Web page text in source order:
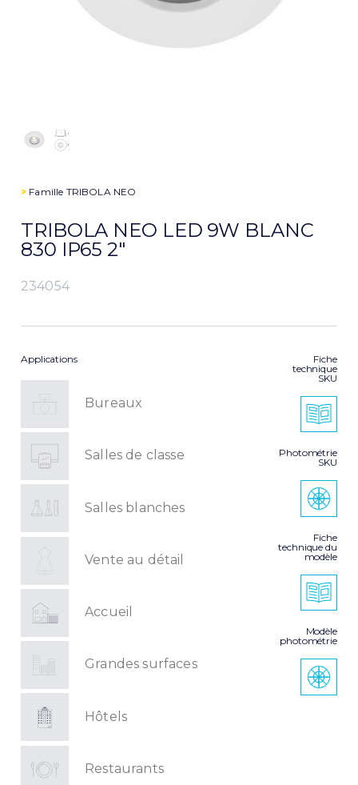
> Famille TRIBOLA NEO
TRIBOLA NEO LED 9W BLANC
830 IP65 2″
234054
Applications
Bureaux
Salles de classe
Salles blanches
Vente au détail
Accueil
Grandes surfaces
Hôtels
Restaurants
Fiche
technique
SKU
Photométrie
SKU
Fiche
technique du
modèle
Modèle
photométrie